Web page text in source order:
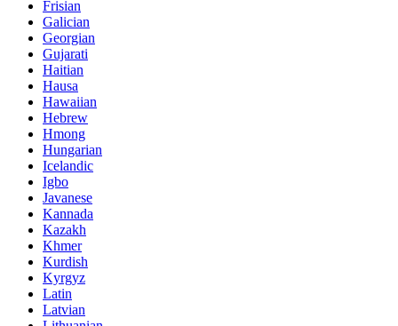
Frisian
Galician
Georgian
Gujarati
Haitian
Hausa
Hawaiian
Hebrew
Hmong
Hungarian
Icelandic
Igbo
Javanese
Kannada
Kazakh
Khmer
Kurdish
Kyrgyz
Latin
Latvian